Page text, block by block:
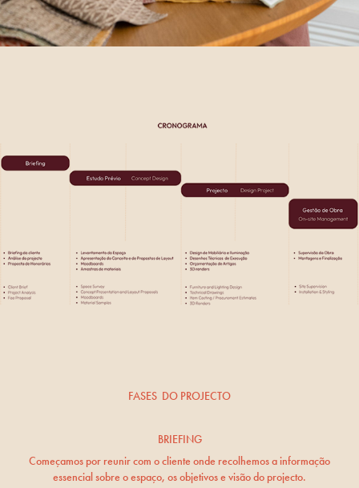
FASES DO PROJECTO
BRIEFING
Começamos por reunir com o cliente onde recolhemos a informação
essencial sobre o espaço, os objetivos e visão do projecto.